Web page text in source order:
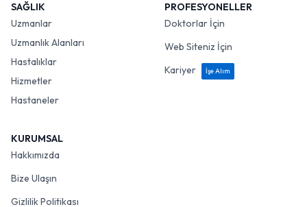
SAĞLIK
Uzmanlar
Uzmanlık Alanları
Hastalıklar
Hizmetler
Hastaneler
PROFESYONELLER
Doktorlar İçin
Web Siteniz İçin
Kariyer
İşe Alım
KURUMSAL
Hakkımızda
Bize Ulaşın
Gizlilik Politikası